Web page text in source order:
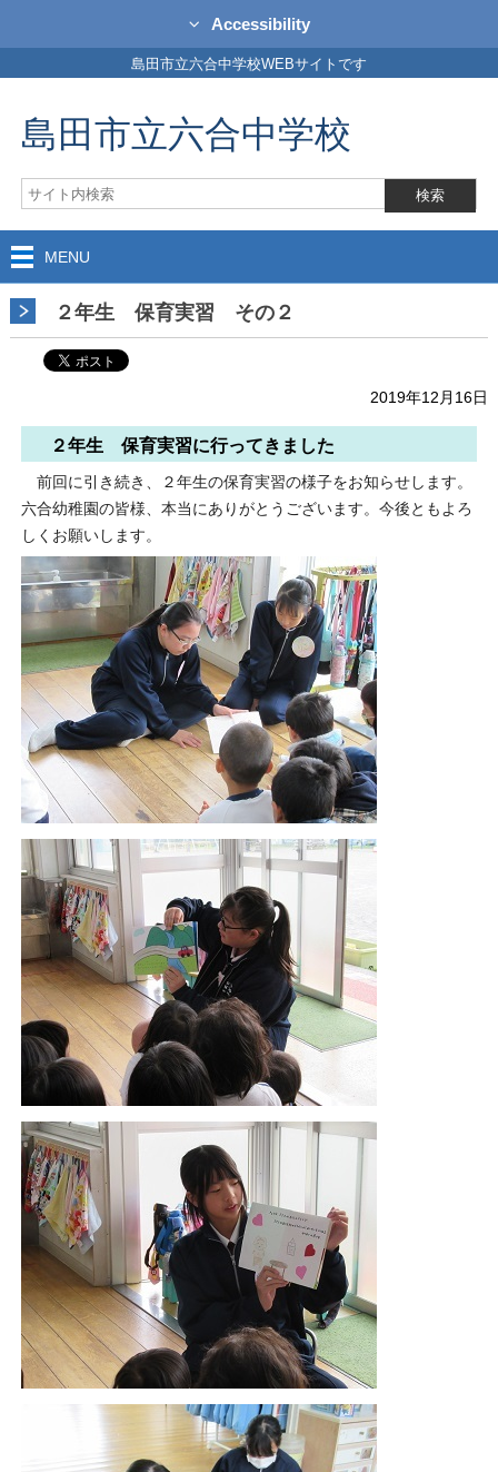
Accessibility
島田市立六合中学校WEBサイトです
島田市立六合中学校
MENU
２年生 保育実習 その２
2019年12月16日
２年生 保育実習に行ってきました
前回に引き続き、２年生の保育実習の様子をお知らせします。
六合幼稚園の皆様、本当にありがとうございます。今後ともよろ
しくお願いします。